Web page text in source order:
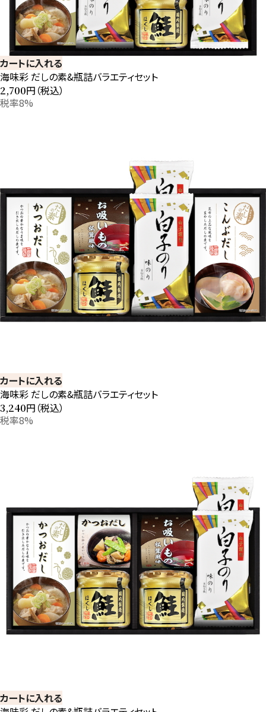
カートに入れる
海味彩 だしの素&瓶詰バラエティセット
2,700円（税込）
税率8%
カートに入れる
海味彩 だしの素&瓶詰バラエティセット
3,240円（税込）
税率8%
カートに入れる